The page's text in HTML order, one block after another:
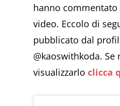
hanno
video. Eccolo di
pubblicato dal
@kaoswithkoda. Se
visualizzarloclicca